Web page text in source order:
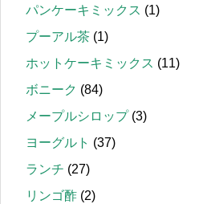
パンケーキミックス (1)
プーアル茶 (1)
ホットケーキミックス (11)
ボニーク (84)
メープルシロップ(3)
ヨーグルト (37)
ランチ (27)
リンゴ酢 (2)